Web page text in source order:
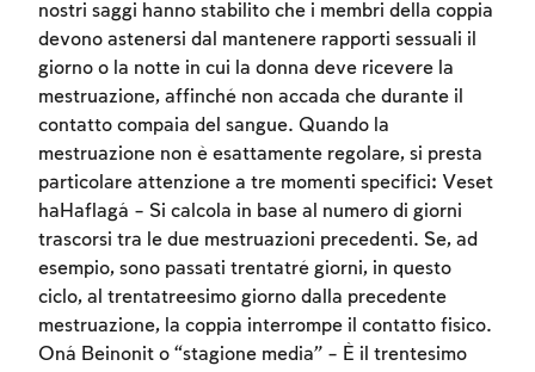
nostri saggi hanno stabilito che i membri della coppia
devono astenersi dal mantenere rapporti sessuali il
giorno o la notte in cui la donna deve ricevere la
mestruazione, affinché non accada che durante il
contatto compaia del sangue. Quando la
mestruazione non è esattamente regolare, si presta
particolare attenzione a tre momenti specifici: Veset
haHaflagá – Si calcola in base al numero di giorni
trascorsi tra le due mestruazioni precedenti. Se, ad
esempio, sono passati trentatré giorni, in questo
ciclo, al trentatreesimo giorno dalla precedente
mestruazione, la coppia interrompe il contatto fisico.
Oná Beinonit o “stagione media” – È il trentesimo